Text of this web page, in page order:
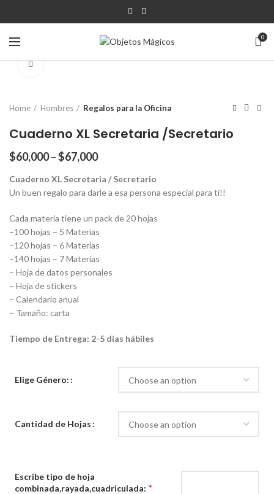
0
Home Hombres Regalos para la Oficina
Cuaderno XL Secretaria /Secretario
$60,000–$67,000
Cuaderno XL Secretaria / Secretario
Un buen regalo para darle a esa persona especial para tí!!
Cada materia tiene un pack de 20 hojas
–100 hojas – 5 Materias
–120 hojas – 6 Materias
–140 hojas – 7 Materias
– Hoja de datos personales
– Hoja de stickers
– Calendario anual
– Tamaño: carta
Tiempo de Entrega: 2-5 días hábiles
Elige Género:
Cantidad de Hojas
Escribe tipo de hoja
combinada,rayada,cuadriculada: *